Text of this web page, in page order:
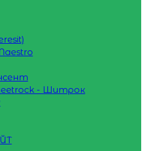
- Шитрок